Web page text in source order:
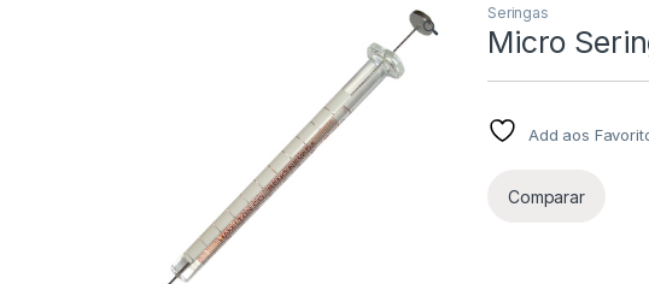
🔍
Seringas
Micro
Add aos
Comparar